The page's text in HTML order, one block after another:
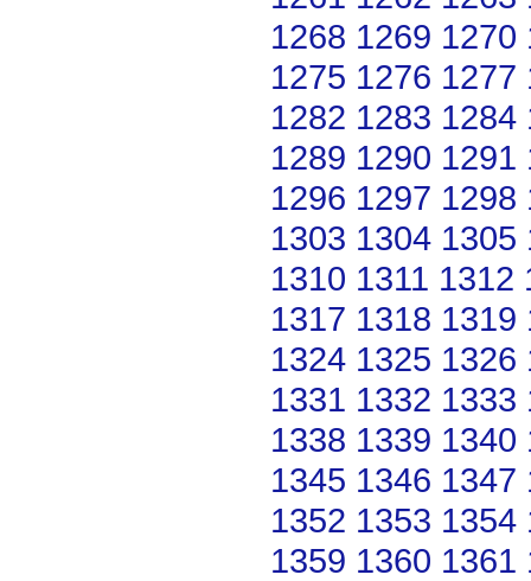
1268 1269 1270
1275 1276 1277
1282 1283 1284
1289 1290 1291
1296 1297 1298
1303 1304 1305
1310 1311 1312
1317 1318 1319
1324 1325 1326
1331 1332 1333
1338 1339 1340
1345 1346 1347
1352 1353 1354
1359 1360 1361